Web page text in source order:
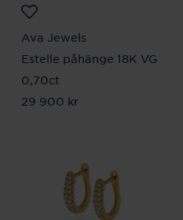
Ava Jewels
Estelle påhänge 18K VG
0,70ct
Pris:29 900 kr
29 900 kr